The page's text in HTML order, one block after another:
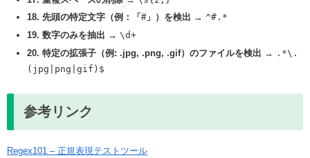
18. 先頭の特定文字（例：「#」）を検出 → ^#.*
19. 数字のみを抽出 → \d+
20. 特定の拡張子（例: .jpg, .png, .gif）のファイルを検出 → .*\.
(jpg|png|gif)$
参考リンク
Regex101 – 正規表現テストツール